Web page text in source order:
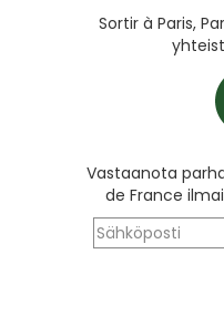
Sortir à Paris,
Vastaanota
de France